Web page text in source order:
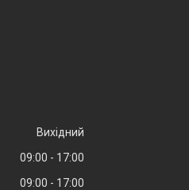
Вихідний
09:00
17:00
09:00
17:00